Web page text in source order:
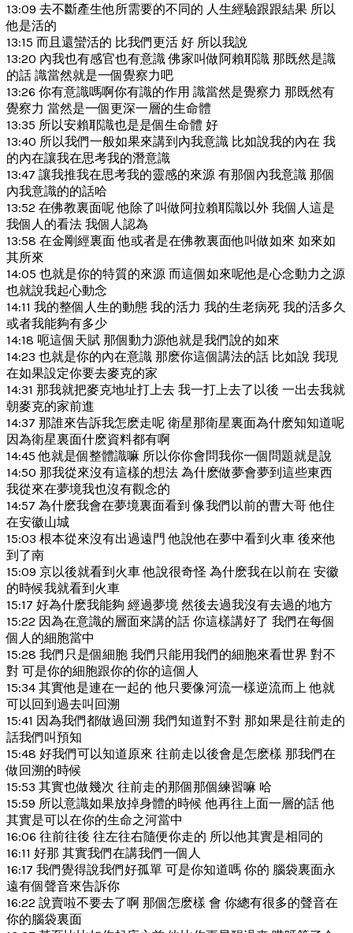
13:09 去不斷產生他所需要的不同的 人生經驗跟跟結果 所以
他是活的
13:15 而且還蠻活的 比我們更活 好 所以我說
13:20 內我也有感官也有意識 佛家叫做阿賴耶識 那既然是識
的話 識當然就是一個覺察力吧
13:26 你有意識嗎啊你有識的作用 識當然是覺察力 那既然有
覺察力 當然是一個更深一層的生命體
13:35 所以安賴耶識也是是個生命體 好
13:40 所以我們一般如果來講到內我意識 比如說我的內在 我
的內在讓我在思考我的潛意識
13:47 讓我推我在思考我的靈感的來源 有那個內我意識 那個
內我意識的的話哈
13:52 在佛教裏面呢 他除了叫做阿拉賴耶識以外 我個人這是
我個人的看法 我個人認為
13:58 在金剛經裏面 他或者是在佛教裏面他叫做如來 如來如
其所來
14:05 也就是你的特質的來源 而這個如來呢他是心念動力之源
也就說我起心動念
14:11 我的整個人生的動態 我的活力 我的生老病死 我的活多久
或者我能夠有多少
14:18 呃這個天賦 那個動力源他就是我們說的如來
14:23 也就是你的內在意識 那麽你這個講法的話 比如說 我現
在如果設定你要去麥克的家
14:31 那我就把麥克地址打上去 我一打上去了以後 一出去我就
朝麥克的家前進
14:37 那誰來告訴我怎麽走呢 衛星那衛星裏面為什麽知知道呢
因為衛星裏面什麽資料都有啊
14:45 他就是個整體識嘛 所以你你會問我你一個問題就是說
14:50 那我從來沒有這樣的想法 為什麽做夢會夢到這些東西
我從來在夢境我也沒有觀念的
14:57 為什麽我會在夢境裏面看到 像我們以前的曹大哥 他住
在安徽山城
15:03 根本從來沒有出過遠門 他說他在夢中看到火車 後來他
到了南
15:09 京以後就看到火車 他說很奇怪 為什麽我在以前在 安徽
的時候我就看到火車
15:17 好為什麽我能夠 經過夢境 然後去過我沒有去過的地方
15:22 因為在意識的層面來講的話 你這樣講好了 我們在每個
個人的細胞當中
15:28 我們只是個細胞 我們只能用我們的細胞來看世界 對不
對 可是你的細胞跟你的你的這個人
15:34 其實他是連在一起的 他只要像河流一樣逆流而上 他就
可以回到過去叫回溯
15:41 因為我們都做過回溯 我們知道對不對 那如果是往前走的
話我們叫預知
15:48 好我們可以知道原來 往前走以後會是怎麽樣 那我們在
做回溯的時候
15:53 其實也做幾次 往前走的那個那個練習嘛 哈
15:59 所以意識如果放掉身體的時候 他再往上面一層的話 他
其實是可以在你的生命之河當中
16:06 往前往後 往左往右隨便你走的 所以他其實是相同的
16:11 好那 其實我們在講我們一個人
16:17 我們覺得說我們好孤單 可是你知道嗎 你的 腦袋裏面永
遠有個聲音來告訴你
16:22 說賣啦不要去了啊 那個怎麽樣 會 你總有很多的聲音在
你的腦袋裏面